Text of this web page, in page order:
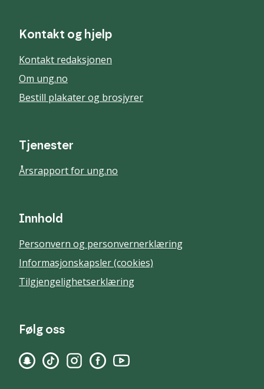
Kontakt og hjelp
Kontakt redaksjonen
Om ung.no
Bestill plakater og brosjyrer
Tjenester
Årsrapport for ung.no
Innhold
Personvern og personvernerklæring
Informasjonskapsler (cookies)
Tilgjengelighetserklæring
Følg oss